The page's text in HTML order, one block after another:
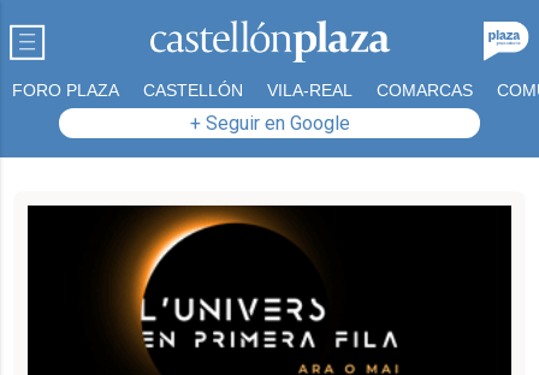
FORO PLAZA CASTELLÓN VILA-REAL COMARCAS
+ Seguir en Google